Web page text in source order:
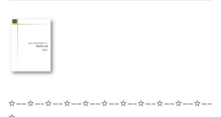
☆—–☆—-☆—–☆—–☆—–☆—–☆—-☆—–☆—–☆—–☆—–